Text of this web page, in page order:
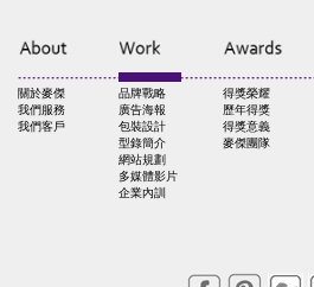
關於麥傑
我們服務
我們客戶
品牌戰略
廣告海報
包裝設計
型錄簡介
網站規劃
多媒體影片
企業內訓
得獎榮耀
歷年得獎
得獎意義
麥傑團隊